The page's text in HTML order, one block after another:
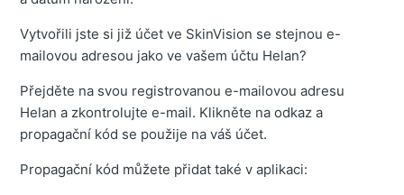
Vytvořili jste si již účet ve SkinVision se stejnou e-
mailovou adresou jako ve vašem účtu Helan?
Přejděte na svou registrovanou e-mailovou adresu
Helan a zkontrolujte e-mail. Klikněte na odkaz a
propagační kód se použije na váš účet.
Propagační kód můžete přidat také v aplikaci: